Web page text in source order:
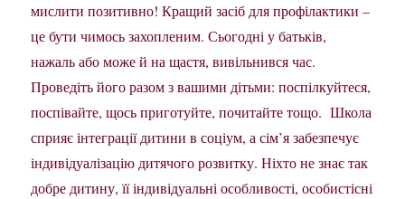
мислити позитивно! Кращий засіб для профілактики –
це бути чимось захопленим. Сьогодні у батьків,
нажаль або може й на щастя, вивільнився час.
Проведіть його разом з вашими дітьми: поспілкуйтеся,
поспівайте, щось приготуйте, почитайте тощо. Школа
сприяє інтеграції дитини в соціум, а сім’я забезпечує
індивідуалізацію дитячого розвитку. Ніхто не знає так
добре дитину, її індивідуальні особливості, особистісні